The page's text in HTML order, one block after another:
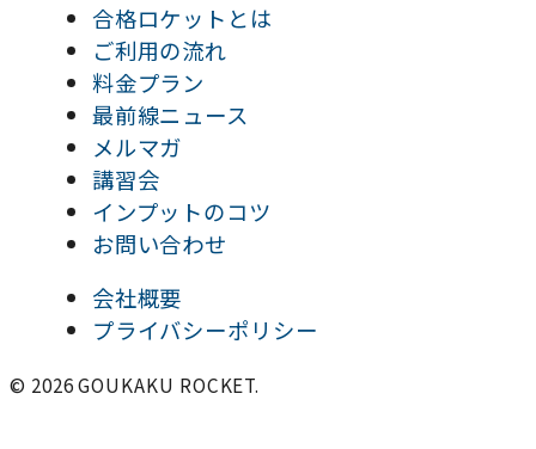
合格ロケットとは
ご利用の流れ
料金プラン
最前線ニュース
メルマガ
講習会
インプットのコツ
お問い合わせ
会社概要
プライバシーポリシー
© 2026 GOUKAKU ROCKET.